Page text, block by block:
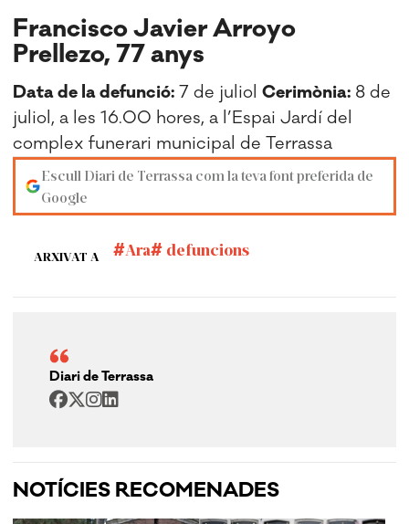
Francisco Javier Arroyo
Prellezo, 77 anys
Data de la defunció: 7 de juliolCerimònia: 8 de
juliol, a les 16.00 hores, a l’Espai Jardí del
complex funerari municipal de Terrassa
Escull Diari de Terrassa com la teva font preferida de
Google
ARXIVAT A Ara defuncions
Diari de Terrassa
NOTÍCIES RECOMENADES